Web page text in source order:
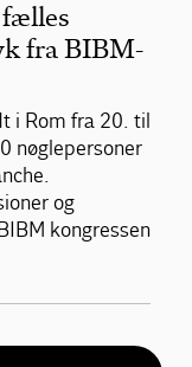
fra BIBM-
i Rom fra 20. til
nøglepersoner
og
kongressen